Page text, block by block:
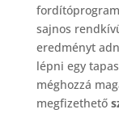
sajnos
eredményt
lépni egy
méghozzá
megfizethető